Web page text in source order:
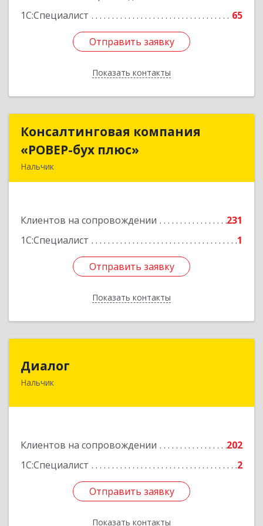
1С:Специалист
65
Отправить заявку
Показать контакты
Отправить заявку
Назад
Консалтинговая компания
«РОВЕР-бух плюс»
Нальчик
Клиентов на сопровождении
231
1С:Специалист
1
Отправить заявку
Показать контакты
Консалтинговая компания
«РОВЕР-бух плюс»
Подробнее
Отправить заявку
Назад
Диалог
Нальчик
Клиентов на сопровождении
202
1С:Специалист
2
Отправить заявку
Показать контакты
360016, Кабардино-Балкарская Респ, Нальчик г,
Отправить заявку
Назад